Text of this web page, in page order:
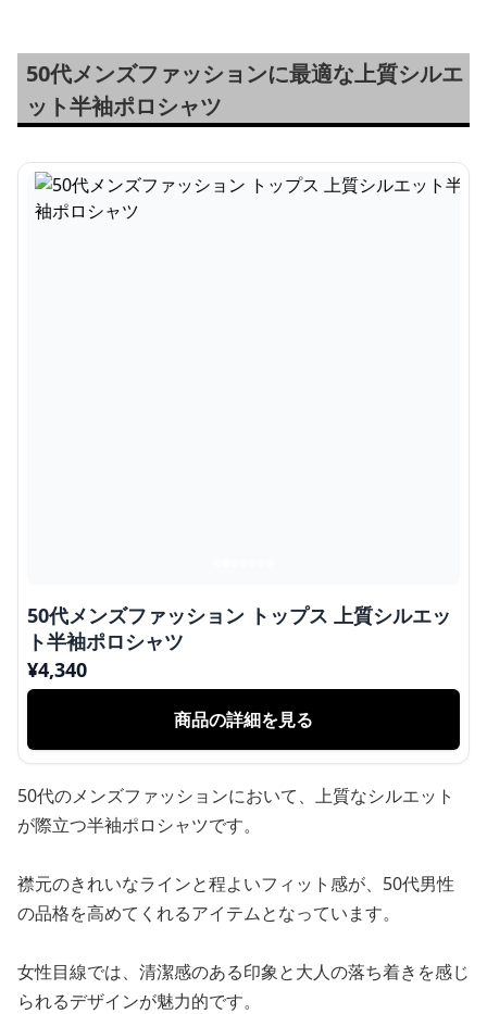
50代メンズファッションに最適な上質シルエ
ット半袖ポロシャツ
50代メンズファッション トップス 上質シルエッ
ト半袖ポロシャツ
¥4,340
商品の詳細を見る
50代のメンズファッションにおいて、上質なシルエット
が際立つ半袖ポロシャツです。
襟元のきれいなラインと程よいフィット感が、50代男性
の品格を高めてくれるアイテムとなっています。
女性目線では、清潔感のある印象と大人の落ち着きを感じ
られるデザインが魅力的です。